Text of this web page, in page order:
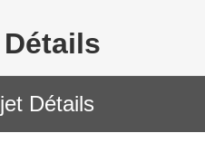
Détails